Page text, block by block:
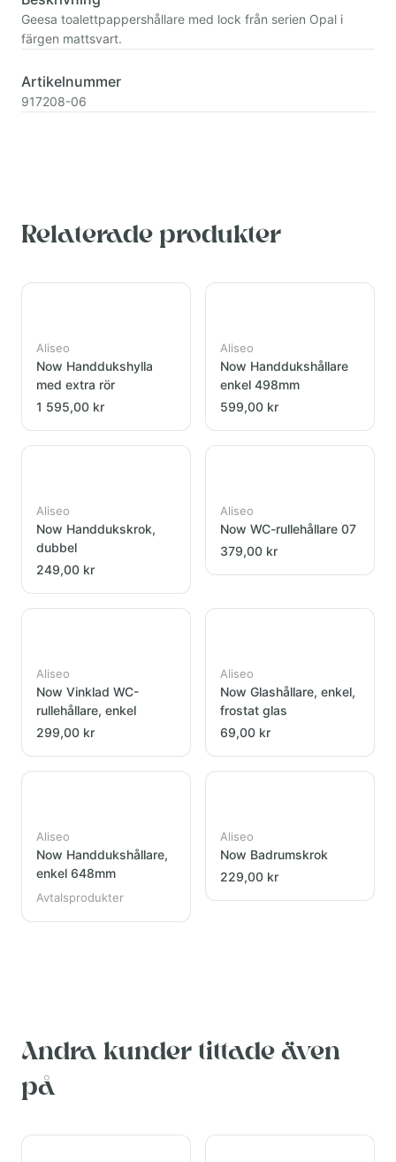
Geesa toalettpappershållare med lock från serien Opal i
färgen mattsvart.
Artikelnummer
917208-06
Relaterade produkter
Aliseo
Now Handdukshylla
med extra rör
1 595,00 kr
Aliseo
Now Handdukshållare
enkel 498mm
599,00 kr
Aliseo
Now Handdukskrok,
dubbel
249,00 kr
Aliseo
Now WC-rullehållare 07
379,00 kr
Aliseo
Now Vinklad WC-
rullehållare, enkel
299,00 kr
Aliseo
Now Glashållare, enkel,
frostat glas
69,00 kr
Aliseo
Now Handdukshållare,
enkel 648mm
Avtalsprodukter
Aliseo
Now Badrumskrok
229,00 kr
Andra kunder tittade även
på